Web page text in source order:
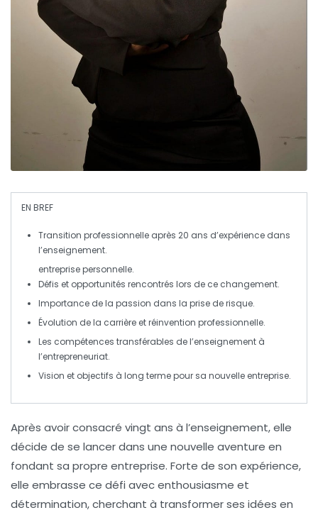
EN BREF
Transition professionnelle après 20 ans d’expérience dans
l’enseignement.
entreprise personnelle.
Défis et opportunités rencontrés lors de ce changement.
Importance de la passion dans la prise de risque.
Évolution de la carrière et réinvention professionnelle.
Les compétences transférables de l’enseignement à
l’entrepreneuriat.
Vision et objectifs à long terme pour sa nouvelle entreprise.
Après avoir consacré vingt ans à l’enseignement, elle
décide de se lancer dans une nouvelle aventure en
fondant sa propre entreprise. Forte de son expérience,
elle embrasse ce défi avec enthousiasme et
détermination, cherchant à transformer ses idées en